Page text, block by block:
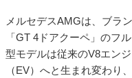
メルセデスAMGは、ブラ
「GT 4ドアクーペ」のフ
型モデルは従来のV8エン
（EV）へと生まれ変わり